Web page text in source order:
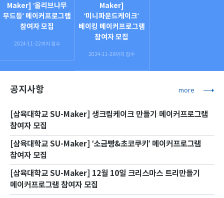
Maker] ‘올리브나무
무드등’ 메이커프로그램
참여자 모집
2024-11-22까지 접수
Maker]
‘미니파운드케이크’
베이킹 메이커프로그램
참여자 모집
2024-11-26까지 접수
공지사항 more
[삼육대학교 SU-Maker] 생크림케이크 만들기 메이커프로그램
참여자 모집
[삼육대학교 SU-Maker] ‘소금빵&초코쿠키’ 메이커프로그램
참여자 모집
[삼육대학교 SU-Maker] 12월 10일 크리스마스 트리만들기
메이커프로그램 참여자 모집